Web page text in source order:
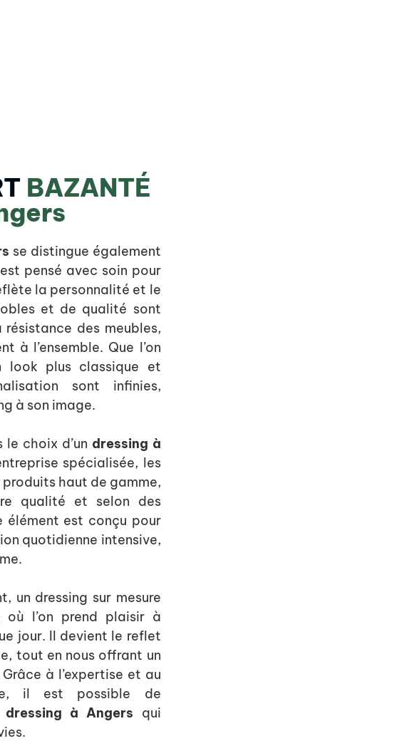
BAZANTÉ
se distingue également
pensé avec soin pour
la personnalité et le
et de qualité sont
des meubles,
à l’ensemble. Que l’on
look plus classique et
sont infinies,
à son image.
choix d’un dressing à
spécialisée, les
haut de gamme,
qualité et selon des
élément est conçu pour
quotidienne intensive,
un dressing sur mesure
l’on prend plaisir à
jour. Il devient le reflet
tout en nous offrant un
à l’expertise et au
il est possible de
dressing à Angers qui